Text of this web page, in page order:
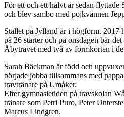
För ett och ett halvt år sedan
och blev sambo med pojkvännen
Stallet på Jylland är i högform. 2017
på 26 starter och på onsdagen bär
Åbytravet med två av formkorten i
Sarah Bäckman är född och
började jobba tillsammans med
travtränare på Umåker.
Efter gymnasietiden på travskolan
tränare som Petri Puro, Peter
Marcus Lindgren.